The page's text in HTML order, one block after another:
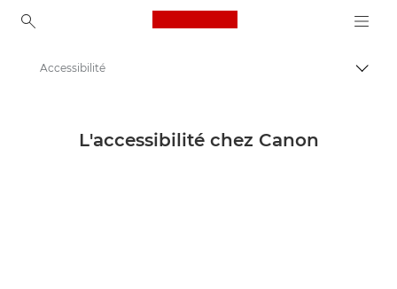
Canon Logo, back to
Accessibilité
L'accessibilité chez Canon